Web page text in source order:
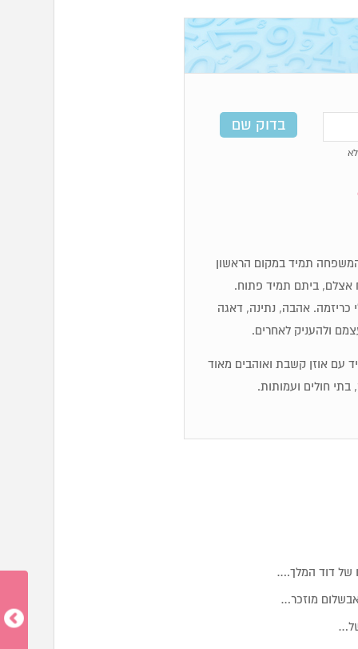
מספרי 6 מאוד משפחתיים, המשפחה תמיד במקום הראשון
אצלם, ביתם תמיד פתוח.
כריזמה. אהבה, נתינה, דאגה
ולהעניק לאחרים.
עם אוזן קשבת ואוהבים מאוד
חולים ועמותות.
של דוד המלך.…
מוזכר…